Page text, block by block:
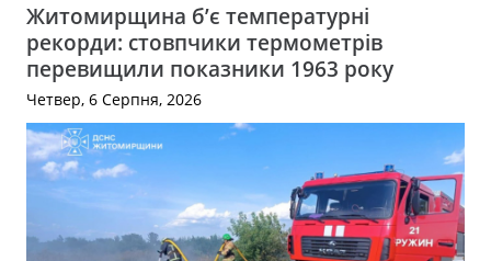
Житомирщина б’є температурні
рекорди: стовпчики термометрів
перевищили показники 1963 року
Четвер, 6 Серпня, 2026